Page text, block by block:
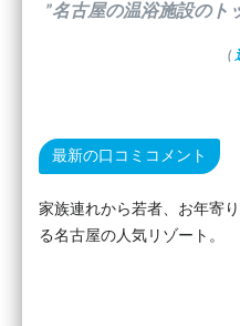
”名古屋の温浴施設のト
(
最新の口コミコメント
家族連れから若者、お年寄
る名古屋の人気リゾート。